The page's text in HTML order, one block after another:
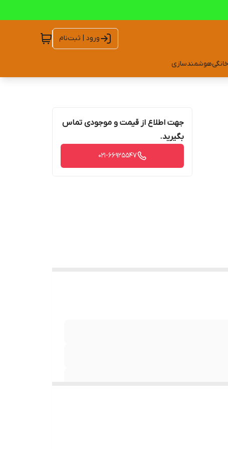
ورود | ثبت‌نام
هوشمندسازی
جهت اطلاع از قیمت و موجودی تماس
بگیرید.
021-66925547